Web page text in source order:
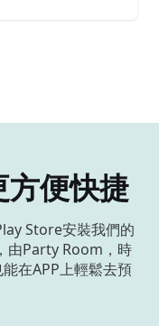
方便快捷
Store安裝我們的
由Party Room，時
在APP上輕鬆去預